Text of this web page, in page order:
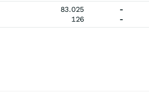
83.025
126
-
-